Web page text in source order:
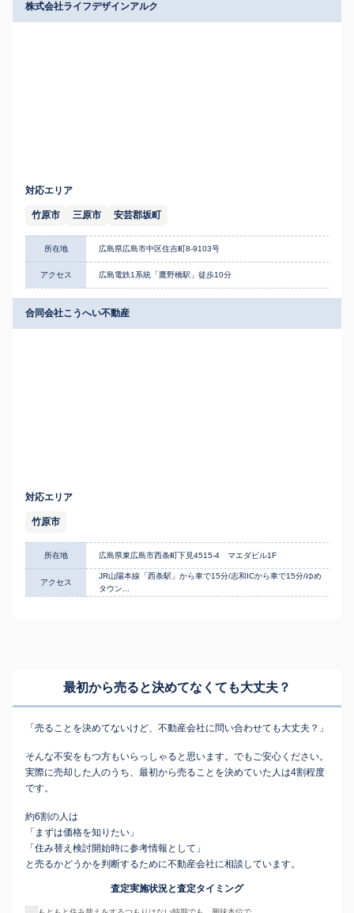
株式会社ライフデザインアルク
対応エリア
竹原市 三原市 安芸郡坂町
所在地 広島県広島市中区住吉町8-9103号
アクセス 広島電鉄1系統「鷹野橋駅」徒歩10分
合同会社こうへい不動産
対応エリア
竹原市
所在地 広島県東広島市西条町下見4515-4 マエダビル1F
アクセス
JR山陽本線「西条駅」から車で15分/志和ICから車で15分/ゆめ
タウン...
最初から売ると決めてなくても大丈夫？
「売ることを決めてないけど、不動産会社に問い合わせても大丈夫？」
そんな不安をもつ方もいらっしゃると思います。でもご安心ください。
実際に売却した人のうち、最初から売ることを決めていた人は4割程度
です。
約6割の人は
「まずは価格を知りたい」
「住み替え検討開始時に参考情報として」
と売るかどうかを判断するために不動産会社に相談しています。
査定実施状況と査定タイミング